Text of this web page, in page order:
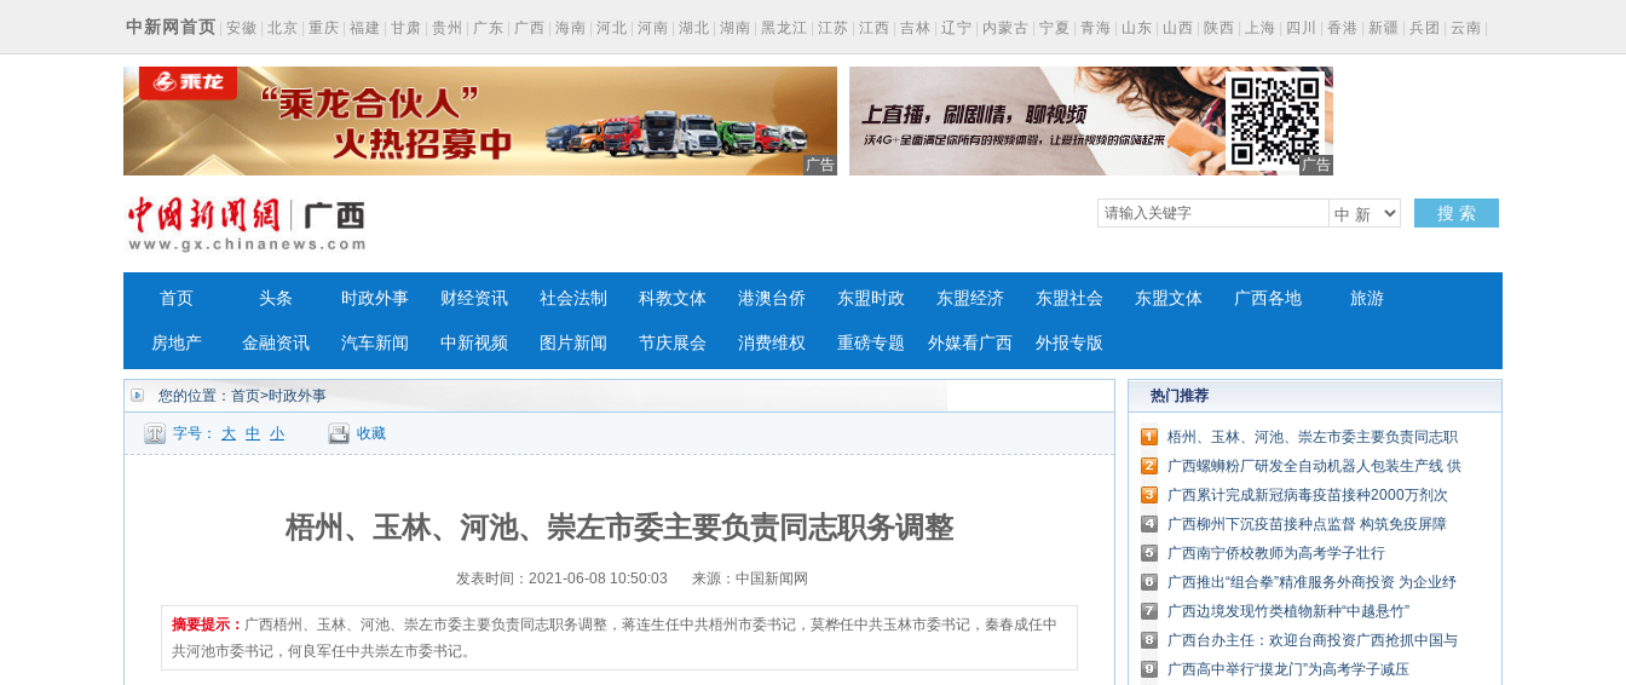
中新网首页 安徽 北京 重庆 福建 甘肃 贵州 广东 广西 海南 河北 河南 湖北 湖南 黑龙江 江苏 江西 吉林 辽宁 内蒙古 宁夏 青海 山东 山西 陕西 上海 四川 香港 新疆 兵团 云南
浙江
广告 广告
搜 索
首页 头条 时政外事 财经资讯 社会法制 科教文体 港澳台侨 东盟时政 东盟经济 东盟社会 东盟文体 广西各地 旅游
房地产 金融资讯 汽车新闻 中新视频 图片新闻 节庆展会 消费维权 重磅专题 外媒看广西 外报专版
您的位置： 首页>时政外事
字号： 大 中 小 收藏
梧州、玉林、河池、崇左市委主要负责同志职务调整
发表时间：2021-06-08 10:50:03 来源：中国新闻网
摘要提示： 广西梧州、玉林、河池、崇左市委主要负责同志职务调整，蒋连生任中共梧州市委书记，莫桦任中共玉林市委书记，秦春成任中
共河池市委书记，何良军任中共崇左市委书记。
热门推荐
梧州、玉林、河池、崇左市委主要负责同志职
务调整
广西螺蛳粉厂研发全自动机器人包装生产线 供
货翻倍
广西累计完成新冠病毒疫苗接种2000万剂次
广西柳州下沉疫苗接种点监督 构筑免疫屏障
广西南宁侨校教师为高考学子壮行
广西推出“组合拳”精准服务外商投资 为企业纾
困解难
广西边境发现竹类植物新种“中越悬竹”
广西台办主任：欢迎台商投资广西抢抓中国与
东盟扩大合作商机
广西高中举行“摸龙门”为高考学子减压